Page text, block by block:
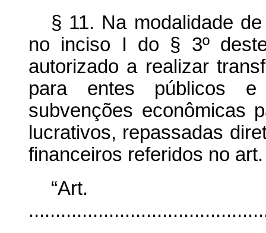
§ 11. Na modalidade
no inciso I do § 3º
autorizado a realizar
para entes públicos e
subvenções econômicas
lucrativos, repassadas
financeiros referidos no